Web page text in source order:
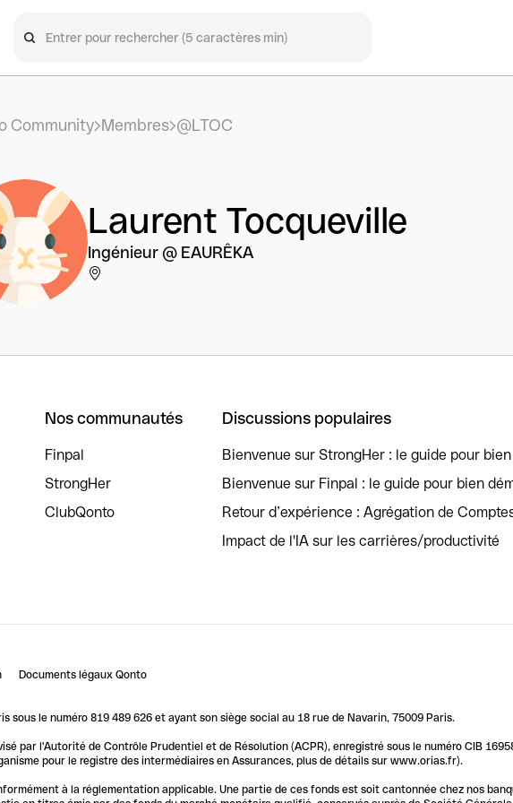
Community Membres @LTOC
Laurent Tocqueville
Ingénieur @ EAURÊKA
Nos communautés
Finpal
StrongHer
ClubQonto
Discussions populaires
Bienvenue sur StrongHer : le guide pour bien
Bienvenue sur Finpal : le guide pour bien
Retour d’expérience : Agrégation de
Impact de l'IA sur les carrières/productivité
Documents légaux Qonto
sous le numéro 819 489 626 et ayant son siège social au 18 rue de Navarin, 75009 Paris.
par l'Autorité de Contrôle Prudentiel et de Résolution (ACPR), enregistré sous le numéro CIB
pour le registre des intermédiaires en Assurances, plus de détails sur www.orias.fr).
à la réglementation applicable. Une partie de ces fonds est soit cantonnée chez nos